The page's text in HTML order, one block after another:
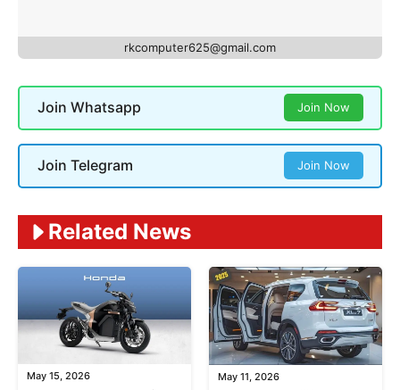
rkcomputer625@gmail.com
Join Whatsapp Join Now
Join Telegram Join Now
Related News
May 15, 2026 May 11, 2026